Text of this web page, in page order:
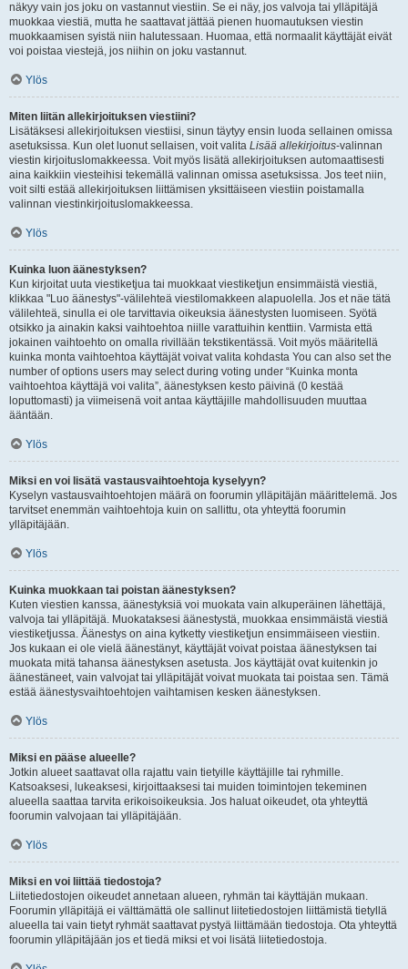
näkyy vain jos joku on vastannut viestiin. Se ei näy, jos valvoja tai ylläpitäjä
muokkaa viestiä, mutta he saattavat jättää pienen huomautuksen viestin
muokkaamisen syistä niin halutessaan. Huomaa, että normaalit käyttäjät eivät
voi poistaa viestejä, jos niihin on joku vastannut.
Ylös
Miten liitän allekirjoituksen viestiini?
Lisätäksesi allekirjoituksen viestiisi, sinun täytyy ensin luoda sellainen omissa
asetuksissa. Kun olet luonut sellaisen, voit valita Lisää allekirjoitus-valinnan
viestin kirjoituslomakkeessa. Voit myös lisätä allekirjoituksen automaattisesti
aina kaikkiin viesteihisi tekemällä valinnan omissa asetuksissa. Jos teet niin,
voit silti estää allekirjoituksen liittämisen yksittäiseen viestiin poistamalla
valinnan viestinkirjoituslomakkeessa.
Ylös
Kuinka luon äänestyksen?
Kun kirjoitat uuta viestiketjua tai muokkaat viestiketjun ensimmäistä viestiä,
klikkaa "Luo äänestys"-välilehteä viestilomakkeen alapuolella. Jos et näe tätä
välilehteä, sinulla ei ole tarvittavia oikeuksia äänestysten luomiseen. Syötä
otsikko ja ainakin kaksi vaihtoehtoa niille varattuihin kenttiin. Varmista että
jokainen vaihtoehto on omalla rivillään tekstikentässä. Voit myös määritellä
kuinka monta vaihtoehtoa käyttäjät voivat valita kohdasta You can also set the
number of options users may select during voting under “Kuinka monta
vaihtoehtoa käyttäjä voi valita”, äänestyksen kesto päivinä (0 kestää
loputtomasti) ja viimeisenä voit antaa käyttäjille mahdollisuuden muuttaa
ääntään.
Ylös
Miksi en voi lisätä vastausvaihtoehtoja kyselyyn?
Kyselyn vastausvaihtoehtojen määrä on foorumin ylläpitäjän määrittelemä. Jos
tarvitset enemmän vaihtoehtoja kuin on sallittu, ota yhteyttä foorumin
ylläpitäjään.
Ylös
Kuinka muokkaan tai poistan äänestyksen?
Kuten viestien kanssa, äänestyksiä voi muokata vain alkuperäinen lähettäjä,
valvoja tai ylläpitäjä. Muokataksesi äänestystä, muokkaa ensimmäistä viestiä
viestiketjussa. Äänestys on aina kytketty viestiketjun ensimmäiseen viestiin.
Jos kukaan ei ole vielä äänestänyt, käyttäjät voivat poistaa äänestyksen tai
muokata mitä tahansa äänestyksen asetusta. Jos käyttäjät ovat kuitenkin jo
äänestäneet, vain valvojat tai ylläpitäjät voivat muokata tai poistaa sen. Tämä
estää äänestysvaihtoehtojen vaihtamisen kesken äänestyksen.
Ylös
Miksi en pääse alueelle?
Jotkin alueet saattavat olla rajattu vain tietyille käyttäjille tai ryhmille.
Katsoaksesi, lukeaksesi, kirjoittaaksesi tai muiden toimintojen tekeminen
alueella saattaa tarvita erikoisoikeuksia. Jos haluat oikeudet, ota yhteyttä
foorumin valvojaan tai ylläpitäjään.
Ylös
Miksi en voi liittää tiedostoja?
Liitetiedostojen oikeudet annetaan alueen, ryhmän tai käyttäjän mukaan.
Foorumin ylläpitäjä ei välttämättä ole sallinut liitetiedostojen liittämistä tietyllä
alueella tai vain tietyt ryhmät saattavat pystyä liittämään tiedostoja. Ota yhteyttä
foorumin ylläpitäjään jos et tiedä miksi et voi lisätä liitetiedostoja.